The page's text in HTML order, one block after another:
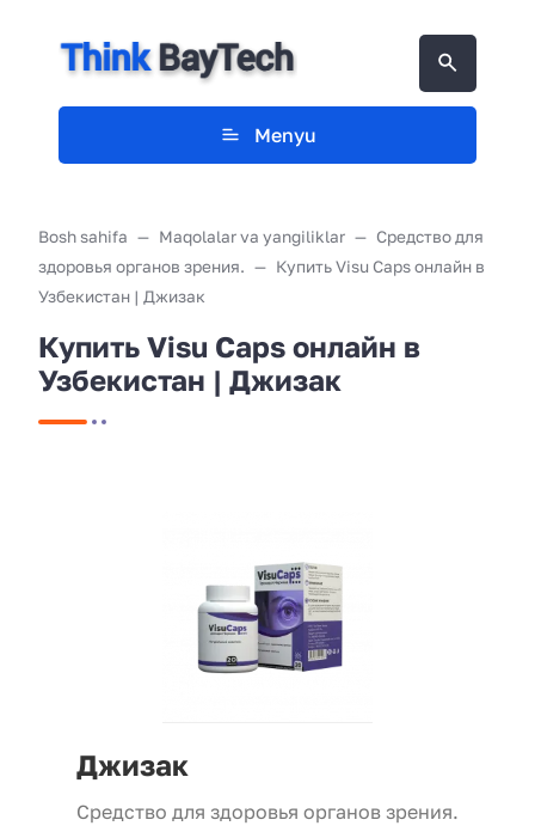
Menyu
Bosh sahifa Maqolalar va yangiliklar
Средство для
здоровья органов зрения.
Купить Visu Caps онлайн в
Узбекистан | Джизак
Купить Visu Caps онлайн в
Узбекистан | Джизак
Джизак
Средство для здоровья органов зрения.